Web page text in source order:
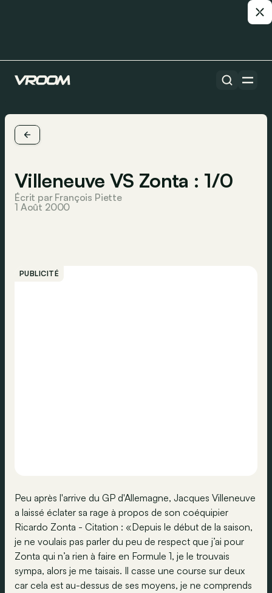
Villeneuve VS Zonta : 1/0
Écrit par François Piette
1 Août 2000
PUBLICITÉ
Peu après l'arrive du GP d'Allemagne, Jacques Villeneuve
a laissé éclater sa rage à propos de son coéquipier
Ricardo Zonta - Citation : «Depuis le début de la saison,
je ne voulais pas parler du peu de respect que j’ai pour
Zonta qui n’a rien à faire en Formule 1, je le trouvais
sympa, alors je me taisais. Il casse une course sur deux
car cela est au-dessus de ses moyens, je ne comprends